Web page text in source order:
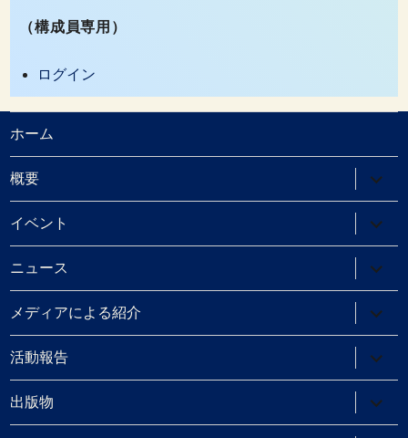
（構成員専用）
ログイン
ホーム
概要
ブ
メ
ニ
ュ
ー
を
展
開
イベント
ブ
メ
ニ
ュ
ー
を
展
開
ニュース
ブ
メ
ニ
ュ
ー
を
展
開
メディアによる紹介
ブ
メ
ニ
ュ
ー
を
展
開
活動報告
ブ
メ
ニ
ュ
ー
出版物
ブ
メ